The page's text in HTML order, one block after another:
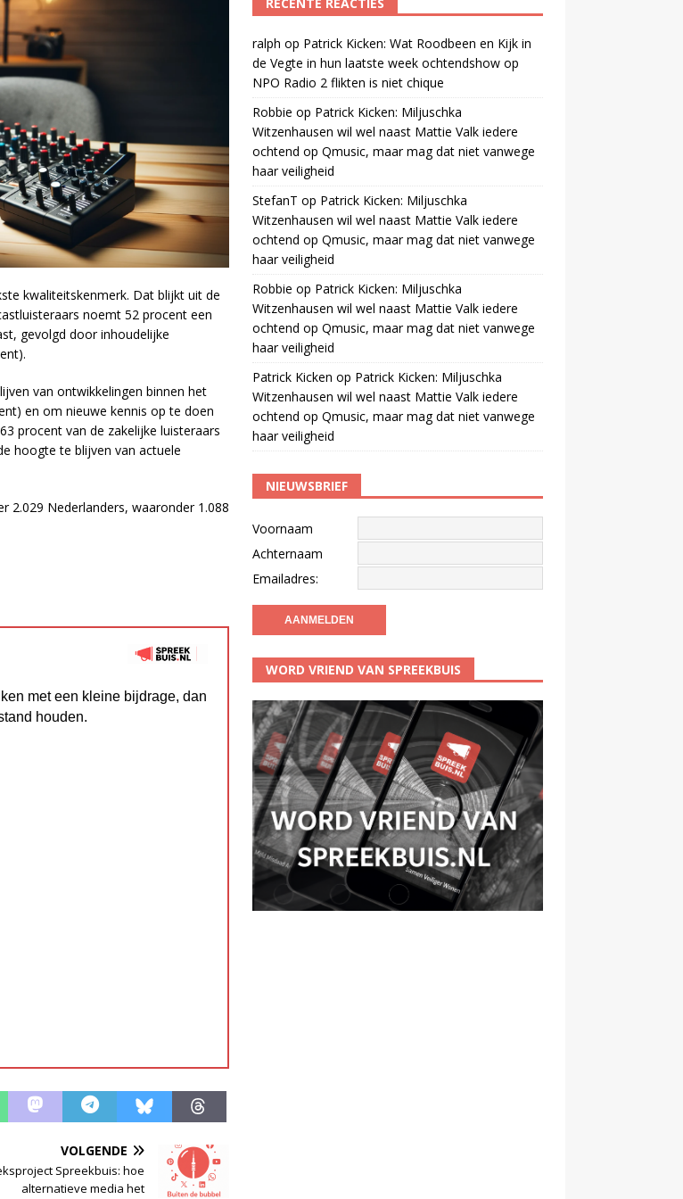
kwaliteitskenmerk. Dat blijkt uit de
noemt 52 procent een
gevolgd door inhoudelijke
van ontwikkelingen binnen het
en om nieuwe kennis op te doen
procent van de zakelijke luisteraars
hoogte te blijven van actuele
2.029 Nederlanders, waaronder 1.088
met een kleine bijdrage, dan
houden.
VOLGENDE
Spreekbuis: hoe
alternatieve media het
ralph op Patrick Kicken: Wat Roodbeen en Kijk in
de Vegte in hun laatste week ochtendshow op
NPO Radio 2 flikten is niet chique
Robbie op Patrick Kicken: Miljuschka
Witzenhausen wil wel naast Mattie Valk iedere
ochtend op Qmusic, maar mag dat niet vanwege
haar veiligheid
StefanT op Patrick Kicken: Miljuschka
Witzenhausen wil wel naast Mattie Valk iedere
ochtend op Qmusic, maar mag dat niet vanwege
haar veiligheid
Robbie op Patrick Kicken: Miljuschka
Witzenhausen wil wel naast Mattie Valk iedere
ochtend op Qmusic, maar mag dat niet vanwege
haar veiligheid
Patrick Kicken op Patrick Kicken: Miljuschka
Witzenhausen wil wel naast Mattie Valk iedere
ochtend op Qmusic, maar mag dat niet vanwege
haar veiligheid
NIEUWSBRIEF
Voornaam
Achternaam
Emailadres:
WORD VRIEND VAN SPREEKBUIS